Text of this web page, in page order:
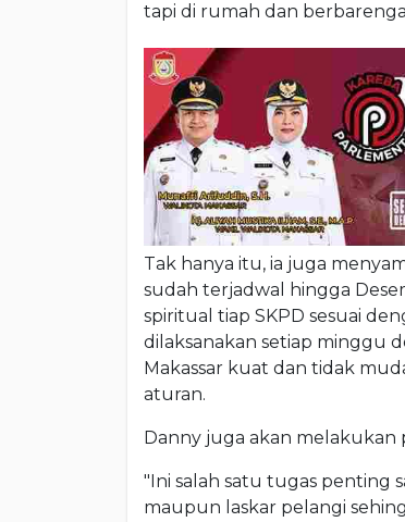
tapi di rumah dan
Tak hanya itu, ia juga
sudah terjadwal hingga
spiritual tiap SKPD sesuai
dilaksanakan setiap minggu
Makassar kuat dan tidak
aturan.
Danny juga akan melakukan
"Ini salah satu tugas penting
maupun laskar pelangi